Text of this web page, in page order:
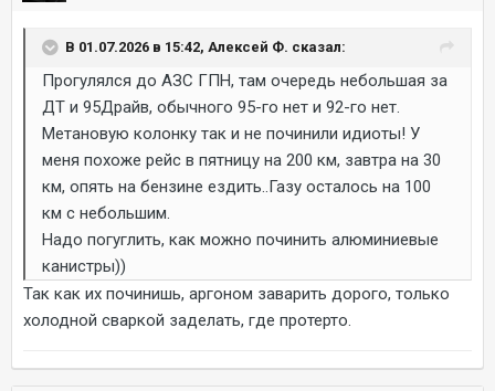
В 01.07.2026 в 15:42, Алексей Ф. сказал:
Прогулялся до АЗС ГПН, там очередь небольшая за
ДТ и 95Драйв, обычного 95-го нет и 92-го нет.
Метановую колонку так и не починили идиоты! У
меня похоже рейс в пятницу на 200 км, завтра на 30
км, опять на бензине ездить..Газу осталось на 100
км с небольшим.
Надо погуглить, как можно починить алюминиевые
канистры))
Так как их починишь, аргоном заварить дорого, только
холодной сваркой заделать, где протерто.